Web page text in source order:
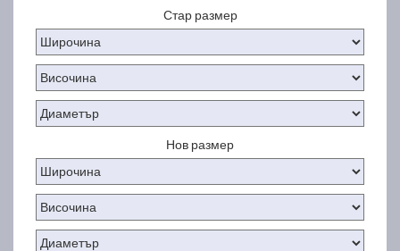
Стар размер
Нов размер